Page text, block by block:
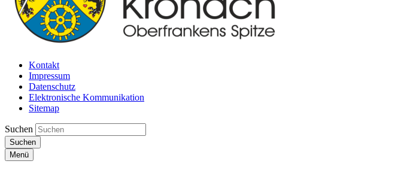
Kontakt
Impressum
Datenschutz
Elektronische Kommunikation
Sitemap
Suchen
Suchen
Menü